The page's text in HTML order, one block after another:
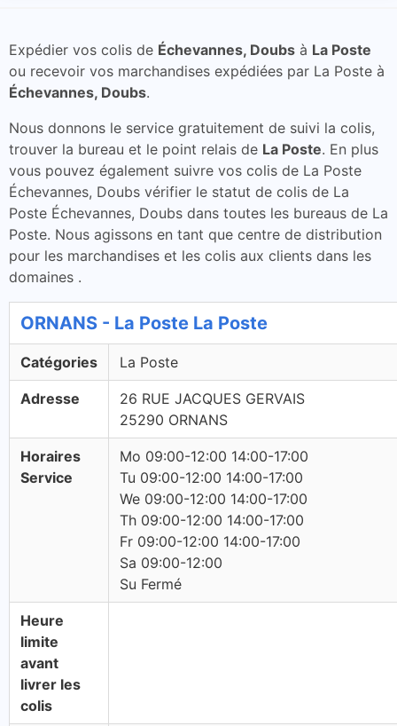
Expédier vos colis de Échevannes, Doubs à La Poste
ou recevoir vos marchandises expédiées par La Poste à
Échevannes, Doubs.
Nous donnons le service gratuitement de suivi la colis,
trouver la bureau et le point relais de La Poste. En plus
vous pouvez également suivre vos colis de La Poste
Échevannes, Doubs vérifier le statut de colis de La
Poste Échevannes, Doubs dans toutes les bureaus de La
Poste. Nous agissons en tant que centre de distribution
pour les marchandises et les colis aux clients dans les
domaines .
ORNANS - La Poste La Poste
Catégories La Poste
Adresse
26 RUE JACQUES GERVAIS
25290 ORNANS
Horaires
Service
Mo 09:00-12:00 14:00-17:00
Tu 09:00-12:00 14:00-17:00
We 09:00-12:00 14:00-17:00
Th 09:00-12:00 14:00-17:00
Fr 09:00-12:00 14:00-17:00
Sa 09:00-12:00
Su Fermé
Heure
limite
avant
livrer les
colis